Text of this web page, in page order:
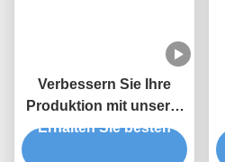
Verbessern Sie Ihre
Produktion mit unserer
hochleistungsfähigen
Erhalten Sie besten